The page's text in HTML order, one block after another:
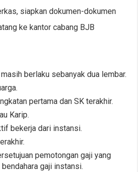
siapkan dokumen-dokumen
ke kantor cabang BJB
berlaku sebanyak dua lembar.
pertama dan SK terakhir.
Karip.
bekerja dari instansi.
pemotongan gaji yang
gaji instansi.